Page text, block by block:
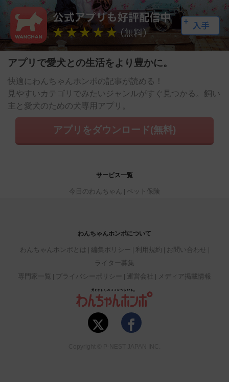
アプリで愛犬との生活をより豊かに。
快適にわんちゃんホンポの記事が読める！
見やすいカテゴリでみたいジャンルがすぐ見つかる。飼い
主と愛犬のための犬専用アプリ。
アプリをダウンロード(無料)
サービス一覧
今日のわんちゃん ペット保険
わんちゃんホンポについて
わんちゃんホンポとは 編集ポリシー 利用規約
お問い合わせ
ライター募集
専門家一覧
プライバシーポリシー 運営会社 メディア掲載情報